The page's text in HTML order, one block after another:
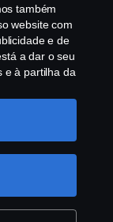
também
website com
e de
a dar o seu
e à partilha da
de cookies,
os seus